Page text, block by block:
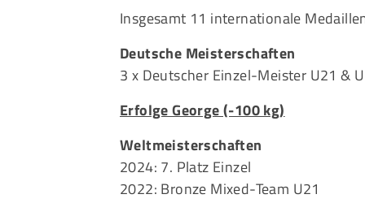
Insgesamt 11 internationale
Deutsche Meisterschaften
3 x Deutscher Einzel-Meister U21 &
Erfolge George (-100 kg)
Weltmeisterschaften
2024: 7. Platz Einzel
2022: Bronze Mixed-Team U21